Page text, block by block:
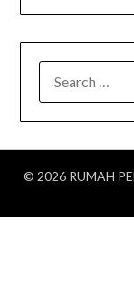
FOR:
© 2026 RUMAH